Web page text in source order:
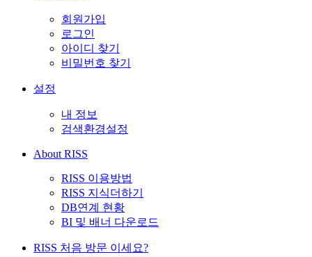
회원가입
로그인
아이디 찾기
비밀번호 찾기
설정
내 정보
검색환경설정
About RISS
RISS 이용방법
RISS 지식더하기
DB연계 현황
BI 및 배너 다운로드
RISS 처음 방문 이세요?